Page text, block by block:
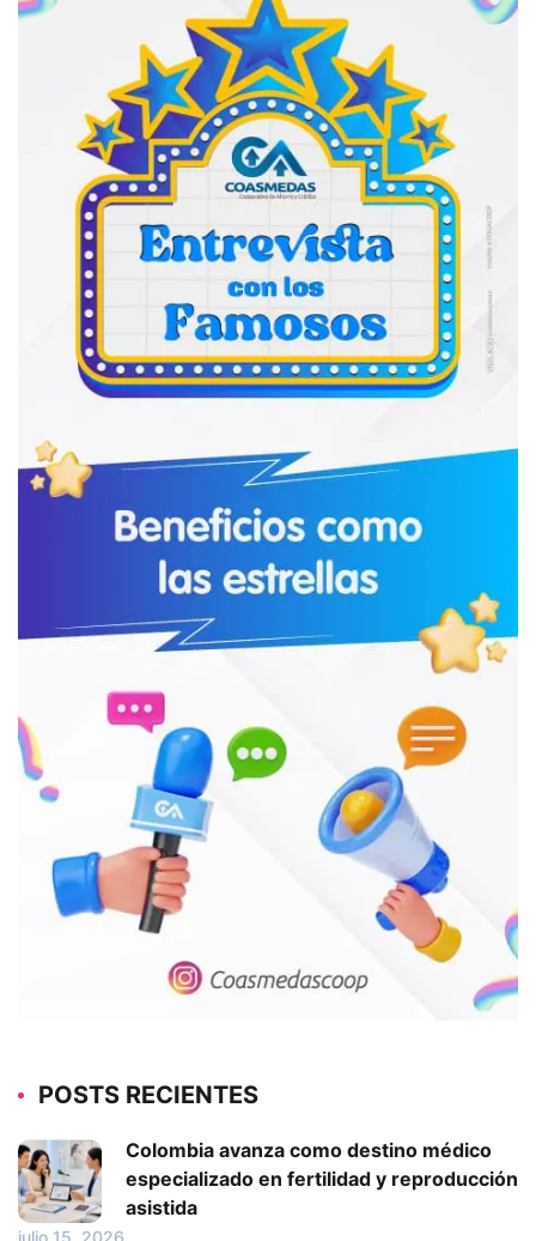
POSTS RECIENTES
Colombia avanza como destino médico
especializado en fertilidad y reproducción
asistida